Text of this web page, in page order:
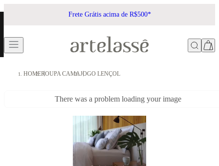
Frete Grátis acima de R$500*
HOMEROUPA CAMAJOGO LENÇOL
There was a problem loading your image